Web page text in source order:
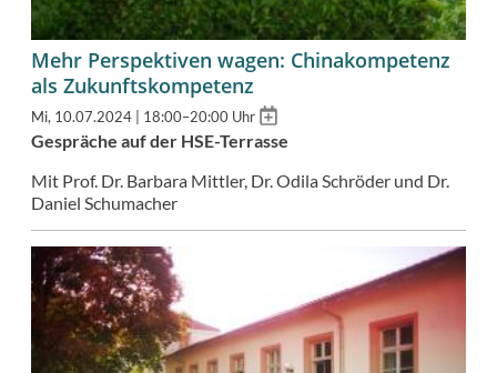
Mehr Perspektiven wagen: Chinakompetenz
als Zukunftskompetenz
Mi, 10.07.2024 | 18:00–20:00 Uhr Add
to
calendar
Gespräche auf der HSE-Terrasse
Mit Prof. Dr. Barbara Mittler, Dr. Odila Schröder und Dr.
Daniel Schumacher